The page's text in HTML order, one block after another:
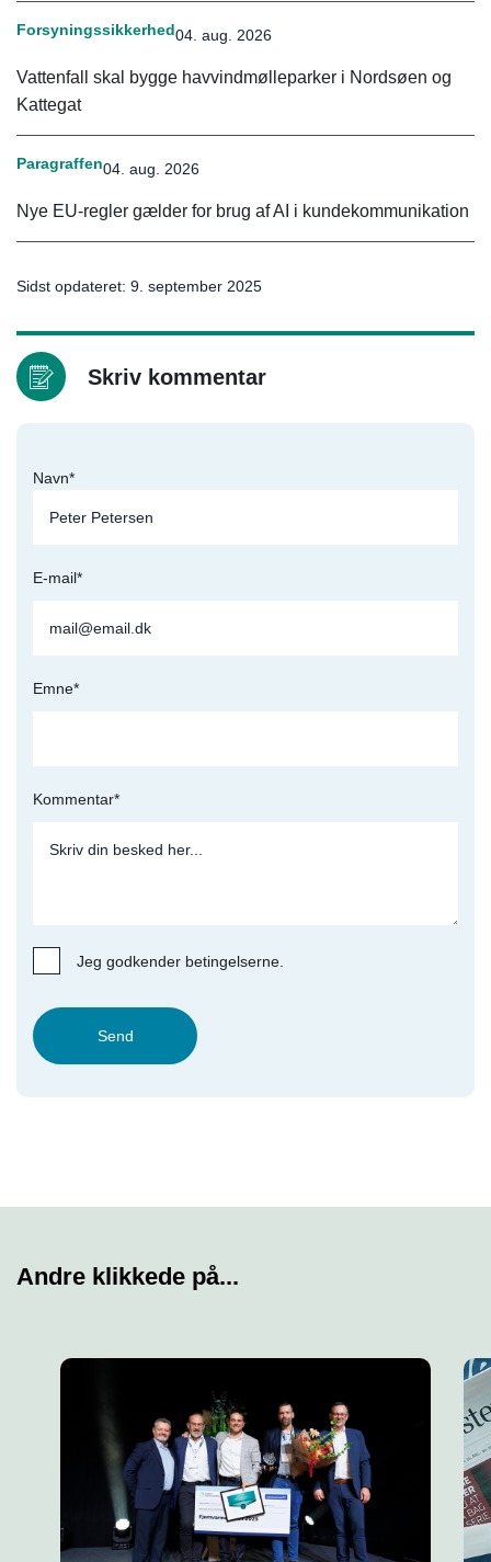
Forsyningssikkerhed04. aug. 2026
Vattenfall skal bygge havvindmølleparker i Nordsøen og
Kattegat
Paragraffen04. aug. 2026
Nye EU-regler gælder for brug af AI i kundekommunikation
Sidst opdateret: 9. september 2025
Skriv kommentar
Navn*
E-mail*
Emne*
Kommentar*
Jeg godkender betingelserne.
Send
Andre klikkede på...